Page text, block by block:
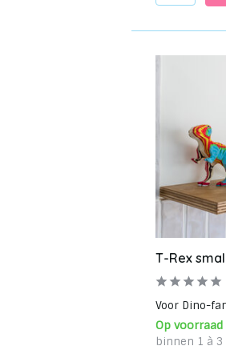
T-Rex
Voor Dino-
Op voorraad
binnen 1 à